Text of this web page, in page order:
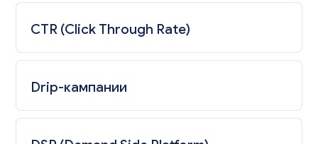
CTR (Click Through Rate)
Drip-кампании